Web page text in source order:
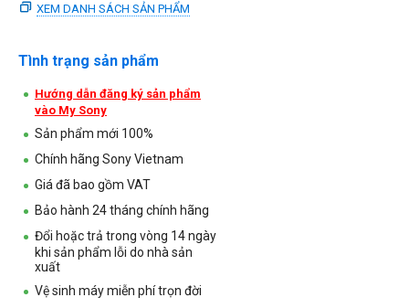
XEM DANH SÁCH SẢN PHẨM
Tình trạng sản phẩm
Hướng dẫn đăng ký sản phẩm
vào My Sony
Sản phẩm mới 100%
Chính hãng Sony Vietnam
Giá đã bao gồm VAT
Bảo hành 24 tháng chính hãng
Đổi hoặc trả trong vòng 14 ngày
khi sản phẩm lỗi do nhà sản
xuất
Vệ sinh máy miễn phí trọn đời